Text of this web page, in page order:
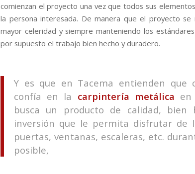
comienzan el proyecto una vez que todos sus
la persona interesada. De manera que el proyecto se
mayor celeridad y siempre manteniendo los
por supuesto el trabajo bien hecho y duradero.
Y es que en Tacema entienden que
confía en la carpintería metálica
busca un producto de calidad, bien
inversión que le permita disfrutar de
puertas, ventanas, escaleras, etc.
posible,